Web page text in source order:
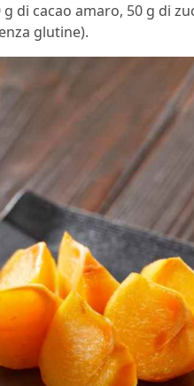
di cacao amaro, 50 g di
glutine).